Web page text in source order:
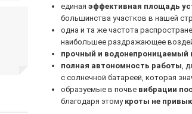
единая эффективная площадь
большинства участков в нашей
одна и та же частота
наибольшее раздражающее
прочный и водонепроницаемый
полная автономность работы,
с солнечной батареей, которая
образуемые в почве вибрации
благодаря этому кроты не